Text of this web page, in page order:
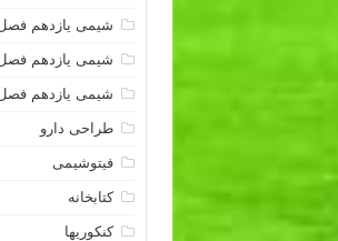
شیمی یازدهم
شیمی یازدهم
شیمی یازدهم
طراحی دارو
فیتوشیمی
کتابخانه
کنکوریها